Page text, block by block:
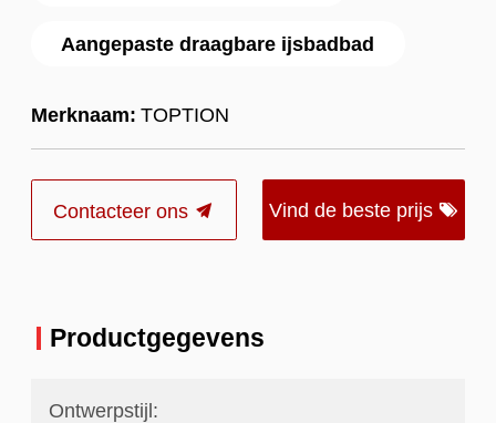
Aangepaste draagbare ijsbadbad
Merknaam: TOPTION
Contacteer ons Vind de beste prijs
Productgegevens
Ontwerpstijl: